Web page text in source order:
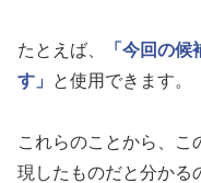
たとえば、
「今回の
す」
と使用できます。
これらのことから、こ
現したものだと分かる